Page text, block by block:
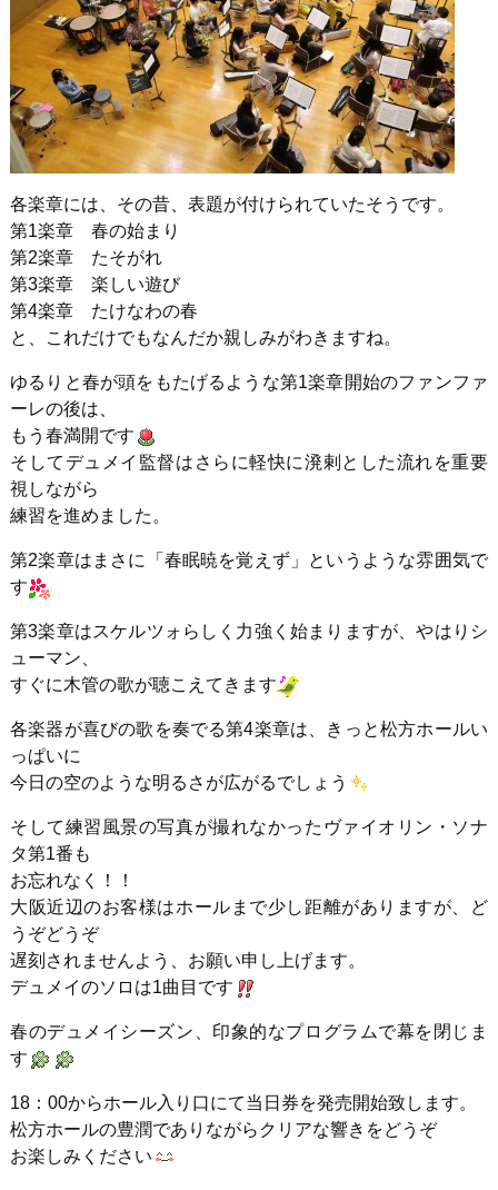
各楽章には、その昔、表題が付けられていたそうです。
第1楽章 春の始まり
第2楽章 たそがれ
第3楽章 楽しい遊び
第4楽章 たけなわの春
と、これだけでもなんだか親しみがわきますね。
ゆるりと春が頭をもたげるような第1楽章開始のファンファ
ーレの後は、
もう春満開です
そしてデュメイ監督はさらに軽快に溌剌とした流れを重要
視しながら
練習を進めました。
第2楽章はまさに「春眠暁を覚えず」というような雰囲気で
す
第3楽章はスケルツォらしく力強く始まりますが、やはりシ
ューマン、
すぐに木管の歌が聴こえてきます
各楽器が喜びの歌を奏でる第4楽章は、きっと松方ホールい
っぱいに
今日の空のような明るさが広がるでしょう
そして練習風景の写真が撮れなかったヴァイオリン・ソナ
タ第1番も
お忘れなく！！
大阪近辺のお客様はホールまで少し距離がありますが、ど
うぞどうぞ
遅刻されませんよう、お願い申し上げます。
デュメイのソロは1曲目です
春のデュメイシーズン、印象的なプログラムで幕を閉じま
す
18：00からホール入り口にて当日券を発売開始致します。
松方ホールの豊潤でありながらクリアな響きをどうぞ
お楽しみください